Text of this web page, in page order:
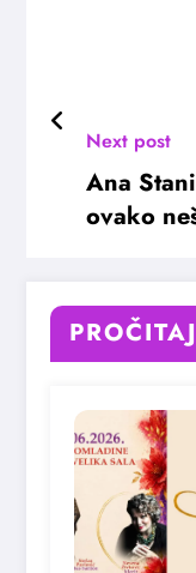
Next post
Ana
ovako